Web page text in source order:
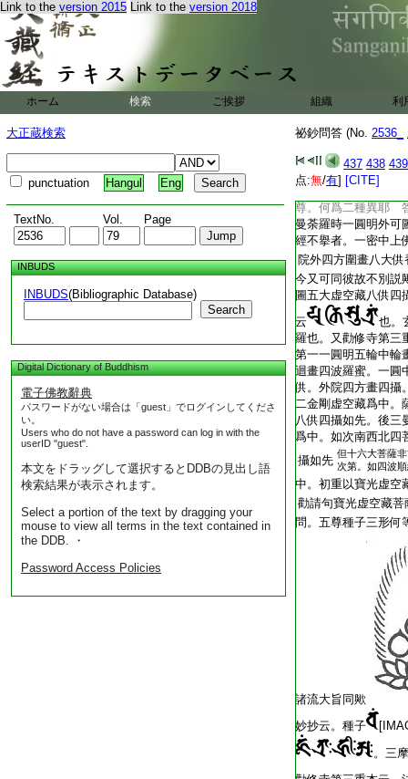
Link to the version 2015 Link to the version 2018
ホーム 検索 ご挨拶 組織 利
大正蔵検索
punctuation Hangul Eng
TextNo. Vol. Page
INBUDS
INBUDS(Bibliographic Database)
Search
Digital Dictionary of Buddhism
電子佛教辭典
パスワードがない場合は「guest」でログインしてくださ
い。
Users who do not have a password can log in with the
userID "guest".
本文をドラッグして選択するとDDBの見出し語
検索結果が表示されます。
Select a portion of the text by dragging your
mouse to view all terms in the text contained in
the DDB. ・
Password Access Policies
祕鈔問答 (No. 2536_
437 438 439
点:無/有] [CITE]
五祕密軌云。五身
同一月輪圓光者。
智故不染生死。由
五大虚空藏
問。修此法時懸何
曼荼羅。或只懸五大
尊用此法本尊 云云
荼羅可懸之。圖像如
問。今次第以五尊爲
爲本尊歟。然開經
尊。何爲二種異耶
曼荼羅時一圓明外可
經不擧者。一密中上
院外四方圍畫八大
今又可同彼故不別説
圖五大虚空藏八供四
云
也。
羅也。又勸修寺第三
第一一圓明五輪中輪
迴畫四波羅蜜。一圓
供。外院四方畫四攝
二金剛虚空藏爲中。
八供四攝如先。後三
爲中。如次南西北四
攝如先 但十六大菩薩
次第。如四波
中。初重以寶光虚空
勸請句寶光虚空藏
問。五尊種子三形
諸流大旨同歟
妙抄云。種子
。三